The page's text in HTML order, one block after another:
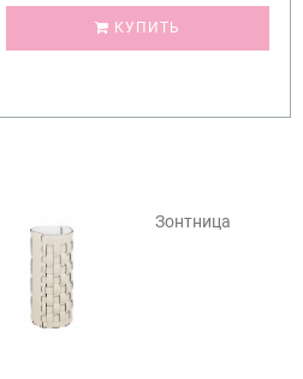
КУПИТЬ
Зонтница